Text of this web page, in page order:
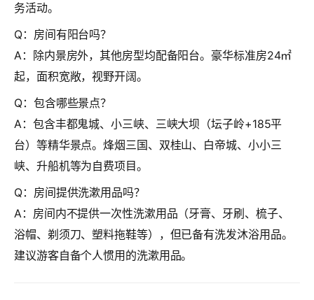
务活动。
Q：房间有阳台吗？
A：除内景房外，其他房型均配备阳台。豪华标准房24㎡
起，面积宽敞，视野开阔。
Q：包含哪些景点？
A：包含丰都鬼城、小三峡、三峡大坝（坛子岭+185平
台）等精华景点。烽烟三国、双桂山、白帝城、小小三
峡、升船机等为自费项目。
Q：房间提供洗漱用品吗？
A：房间内不提供一次性洗漱用品（牙膏、牙刷、梳子、
浴帽、剃须刀、塑料拖鞋等），但已备有洗发沐浴用品。
建议游客自备个人惯用的洗漱用品。